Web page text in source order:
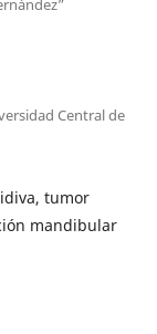
Central de
tumor
mandibular